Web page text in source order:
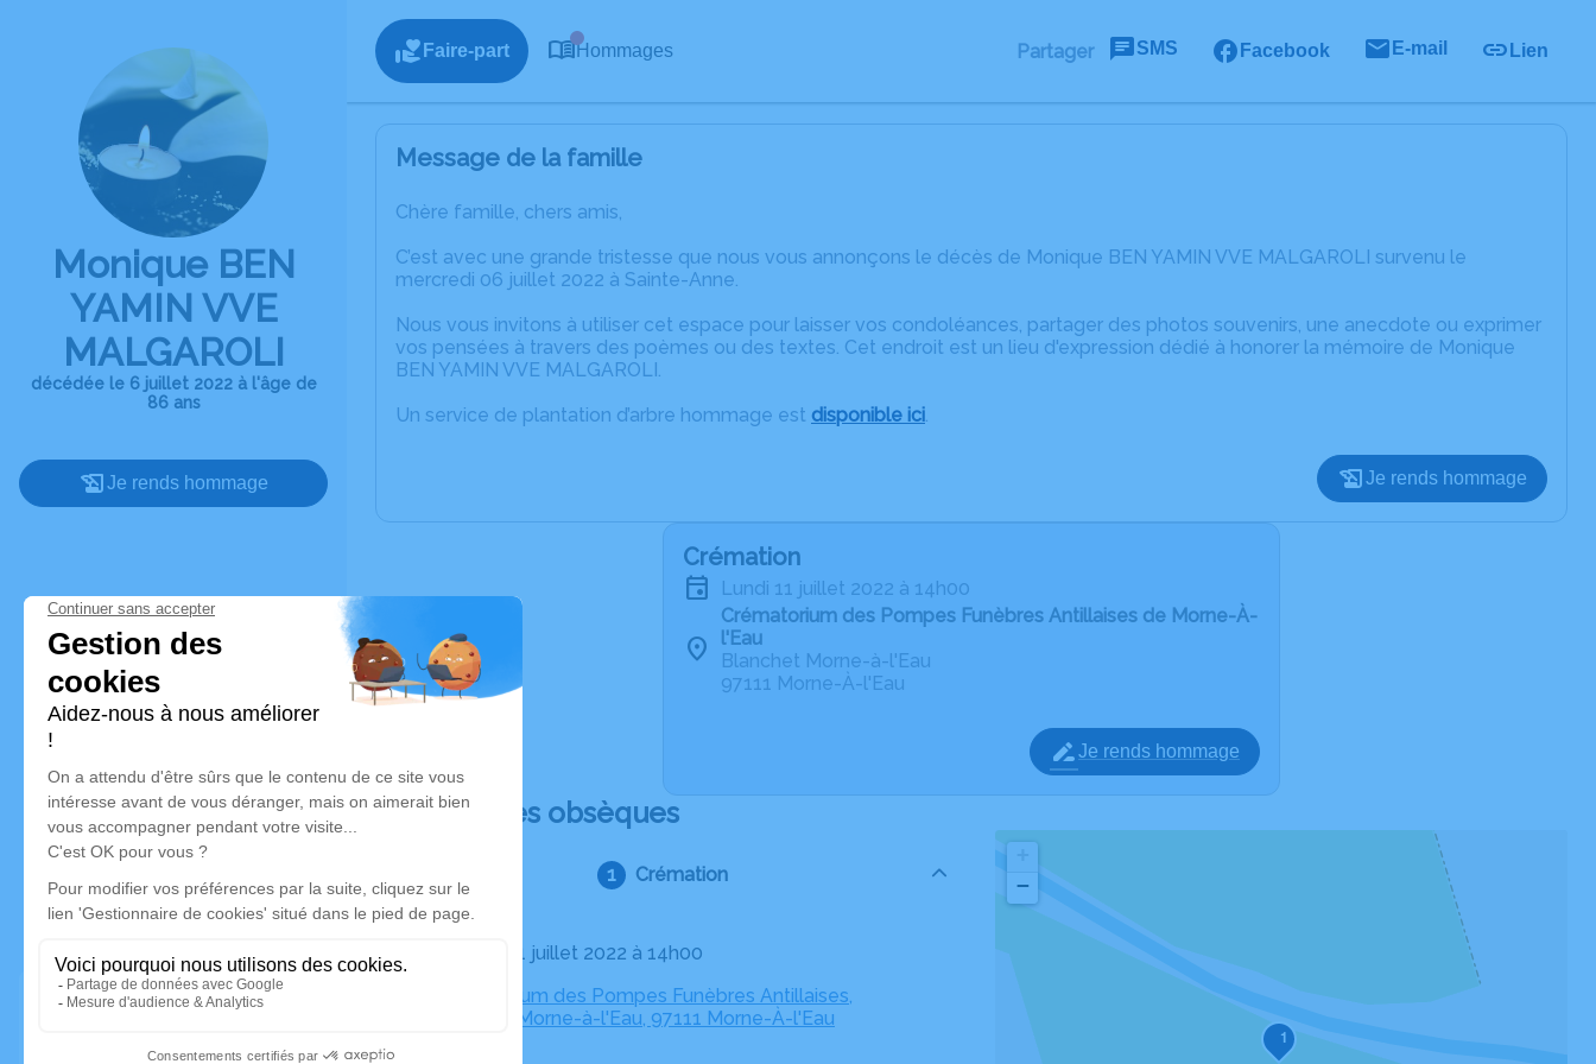
Monique BEN
YAMIN VVE
MALGAROLI
décédée le 6 juillet 2022 à l'âge de
86 ans
Je rends hommage
Faire-part Hommages Partager SMS Facebook E-mail Lien
Message de la famille
Chère famille, chers amis,
C’est avec une grande tristesse que nous vous annonçons le décès de Monique BEN YAMIN VVE MALGAROLI survenu le
mercredi 06 juillet 2022 à Sainte-Anne.
Nous vous invitons à utiliser cet espace pour laisser vos condoléances, partager des photos souvenirs, une anecdote ou exprimer
vos pensées à travers des poèmes ou des textes. Cet endroit est un lieu d'expression dédié à honorer la mémoire de Monique
BEN YAMIN VVE MALGAROLI.
Un service de plantation d’arbre hommage est disponible ici.
Je rends hommage
Crémation
lundi 11 juillet 2022 à 14h00
Crématorium des Pompes Funèbres Antillaises de Morne-À-
l'Eau
Blanchet Morne-à-l'Eau
97111 Morne-À-l'Eau
Je rends hommage
Déroulé des obsèques
Crémation
Le lundi 11 juillet 2022 à 14h00
Crématorium des Pompes Funèbres Antillaises,
Blanchet Morne-à-l'Eau, 97111 Morne-À-l'Eau
1
−